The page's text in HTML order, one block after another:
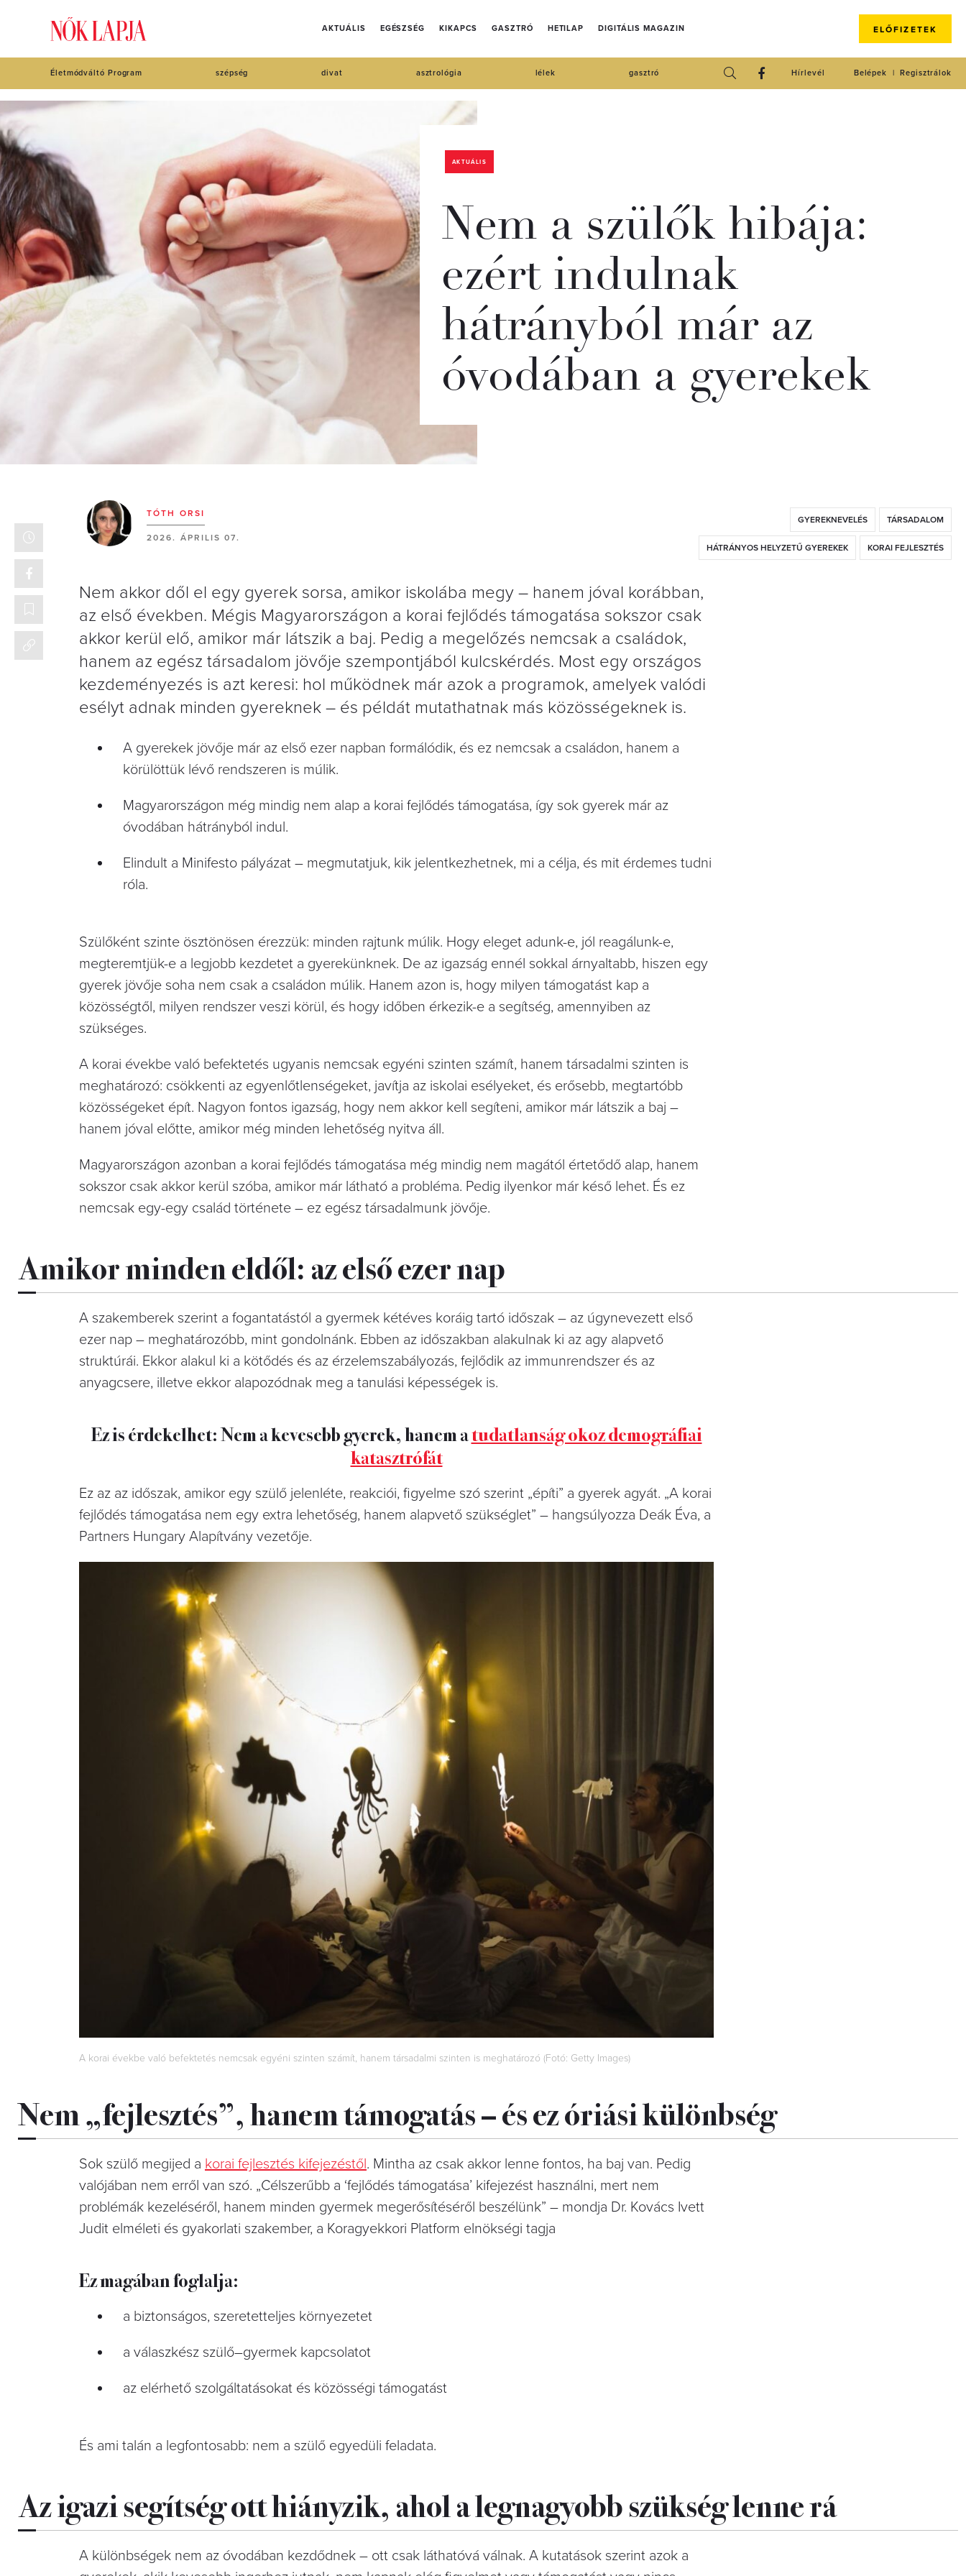
AKTUÁLIS EGÉSZSÉG KIKAPCS GASZTRÓ HETILAP DIGITÁLIS MAGAZIN ELŐFIZETEK
Életmódváltó Program szépség divat asztrológia lélek gasztró Regisztrálok
Belépek
Hírlevél
AKTUÁLIS
Nem a szülők hibája:
ezért indulnak
hátrányból már az
óvodában a gyerekek
TÓTH ORSI
2026. ÁPRILIS 07.
GYEREKNEVELÉS TÁRSADALOM
HÁTRÁNYOS HELYZETŰ GYEREKEK KORAI FEJLESZTÉS
Nem akkor dől el egy gyerek sorsa, amikor iskolába megy – hanem jóval korábban,
az első években. Mégis Magyarországon a korai fejlődés támogatása sokszor csak
akkor kerül elő, amikor már látszik a baj. Pedig a megelőzés nemcsak a családok,
hanem az egész társadalom jövője szempontjából kulcskérdés. Most egy országos
kezdeményezés is azt keresi: hol működnek már azok a programok, amelyek valódi
esélyt adnak minden gyereknek – és példát mutathatnak más közösségeknek is.
A gyerekek jövője már az első ezer napban formálódik, és ez nemcsak a családon, hanem a
körülöttük lévő rendszeren is múlik.
Magyarországon még mindig nem alap a korai fejlődés támogatása, így sok gyerek már az
óvodában hátrányból indul.
Elindult a Minifesto pályázat – megmutatjuk, kik jelentkezhetnek, mi a célja, és mit érdemes tudni
róla.
Szülőként szinte ösztönösen érezzük: minden rajtunk múlik. Hogy eleget adunk-e, jól reagálunk-e,
megteremtjük-e a legjobb kezdetet a gyerekünknek. De az igazság ennél sokkal árnyaltabb, hiszen egy
gyerek jövője soha nem csak a családon múlik. Hanem azon is, hogy milyen támogatást kap a
közösségtől, milyen rendszer veszi körül, és hogy időben érkezik-e a segítség, amennyiben az
szükséges.
A korai évekbe való befektetés ugyanis nemcsak egyéni szinten számít, hanem társadalmi szinten is
meghatározó: csökkenti az egyenlőtlenségeket, javítja az iskolai esélyeket, és erősebb, megtartóbb
közösségeket épít. Nagyon fontos igazság, hogy nem akkor kell segíteni, amikor már látszik a baj –
hanem jóval előtte, amikor még minden lehetőség nyitva áll.
Magyarországon azonban a korai fejlődés támogatása még mindig nem magától értetődő alap, hanem
sokszor csak akkor kerül szóba, amikor már látható a probléma. Pedig ilyenkor már késő lehet. És ez
nemcsak egy-egy család története – ez egész társadalmunk jövője.
Amikor minden eldől: az első ezer nap
A szakemberek szerint a fogantatástól a gyermek kétéves koráig tartó időszak – az úgynevezett első
ezer nap – meghatározóbb, mint gondolnánk. Ebben az időszakban alakulnak ki az agy alapvető
struktúrái. Ekkor alakul ki a kötődés és az érzelemszabályozás, fejlődik az immunrendszer és az
anyagcsere, illetve ekkor alapozódnak meg a tanulási képességek is.
Ez is érdekelhet: Nem a kevesebb gyerek, hanem atudatlanság okoz demográfiai
katasztrófát
Ez az az időszak, amikor egy szülő jelenléte, reakciói, figyelme szó szerint „építi” a gyerek agyát. „A korai
fejlődés támogatása nem egy extra lehetőség, hanem alapvető szükséglet” – hangsúlyozza Deák Éva, a
Partners Hungary Alapítvány vezetője.
A korai évekbe való befektetés nemcsak egyéni szinten számít, hanem társadalmi szinten is meghatározó (Fotó: Getty Images)
Nem „fejlesztés”, hanem támogatás – és ez óriási különbség
Sok szülő megijed a korai fejlesztés kifejezéstől. Mintha az csak akkor lenne fontos, ha baj van. Pedig
valójában nem erről van szó. „Célszerűbb a ‘fejlődés támogatása’ kifejezést használni, mert nem
problémák kezeléséről, hanem minden gyermek megerősítéséről beszélünk” – mondja Dr. Kovács Ivett
Judit elméleti és gyakorlati szakember, a Koragyekkori Platform elnökségi tagja
Ez magában foglalja:
a biztonságos, szeretetteljes környezetet
a válaszkész szülő–gyermek kapcsolatot
az elérhető szolgáltatásokat és közösségi támogatást
És ami talán a legfontosabb: nem a szülő egyedüli feladata.
Az igazi segítség ott hiányzik, ahol a legnagyobb szükség lenne rá
A különbségek nem az óvodában kezdődnek – ott csak láthatóvá válnak. A kutatások szerint azok a